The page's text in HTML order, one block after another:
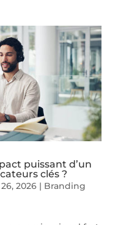
puissant d’un
clés ?
2026| Branding